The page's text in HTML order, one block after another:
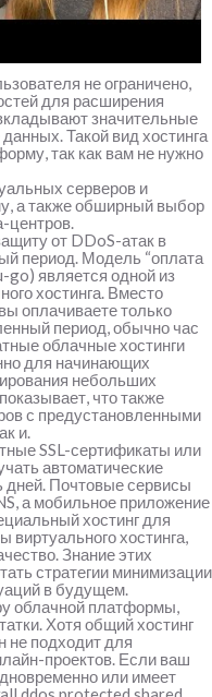
не ограничено,
для расширения
значительные
Такой вид хостинга
так как вам не нужно
серверов и
а также обширный выбор
центров.
от DDoS-атак в
период. Модель “оплата
go) является одной из
хостинга. Вместо
оплачиваете только
период, обычно час
облачные хостинги
для начинающих
небольших
что также
с предустановленными
и.
SSL-сертификаты или
автоматические
дней. Почтовые сервисы
а мобильное приложение
хостинг для
хостинга,
Знание этих
стратегии минимизации
в будущем.
облачной платформы,
Хотя общий хостинг
не подходит для
проектов. Если ваш
или имеет